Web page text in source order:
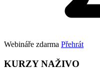
Webináře zdarma Přehrát
KURZY NAŽIVO